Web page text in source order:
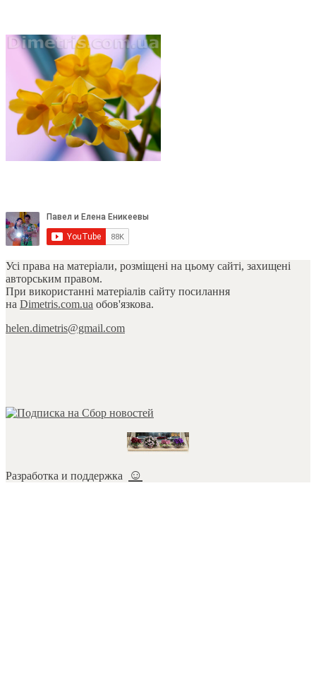
Усі права на матеріали, розміщені на цьому сайті, захищені
авторським правом.
При використанні матеріалів сайту посилання
на Dimetris.com.ua обов'язкова.
helen.dimetris@gmail.com
Разработка и поддержка ☺